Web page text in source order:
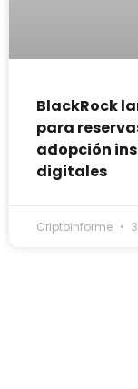
BlackRock
para
adopción
digitales
Criptoinforme